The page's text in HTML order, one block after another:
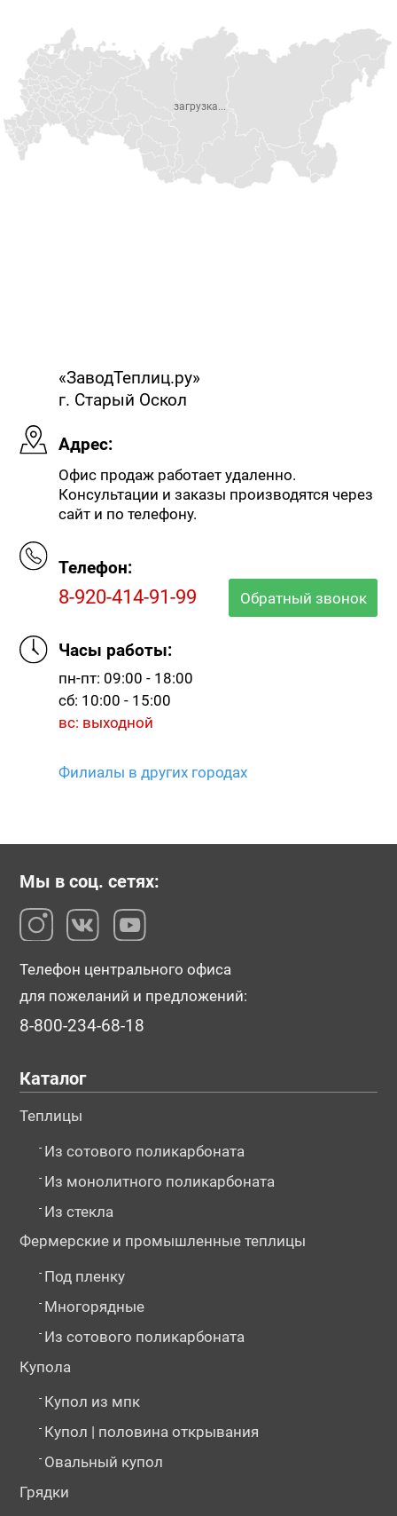
«ЗаводТеплиц.ру»
г. Старый Оскол
Адрес:
Офис продаж работает удаленно.
Консультации и заказы производятся через
сайт и по телефону.
Телефон:
8-920-414-91-99 Обратный звонок
Часы работы:
пн-пт: 09:00 - 18:00
сб: 10:00 - 15:00
вс: выходной
Филиалы в других городах
загрузка...
Мы в соц. сетях:
Телефон центрального офиса
для пожеланий и предложений:
8-800-234-68-18
Каталог
Теплицы
- Из сотового поликарбоната
- Из монолитного поликарбоната
- Из стекла
Фермерские и промышленные теплицы
- Под пленку
- Многорядные
- Из сотового поликарбоната
Купола
- Купол из мпк
- Купол | половина открывания
- Овальный купол
Грядки